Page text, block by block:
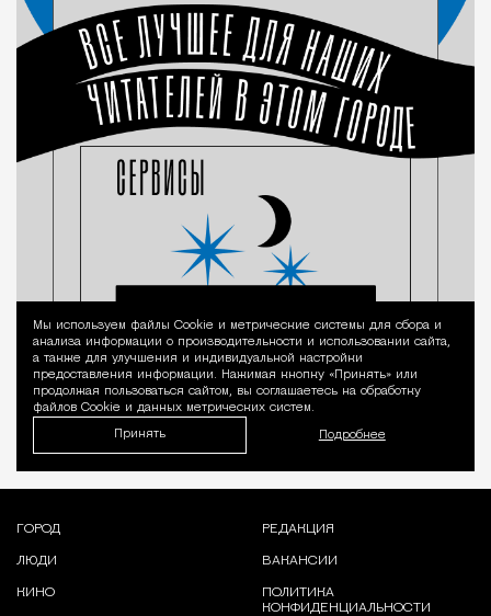
Уведомление
Мы используем файлы Сookie и метрические системы для сбора и
анализа информации о производительности и использовании сайта,
а также для улучшения и индивидуальной настройки
предоставления информации. Нажимая кнопку «Принять» или
продолжая пользоваться сайтом, вы соглашаетесь на обработку
файлов Cookie и данных метрических систем.
Принять Подробнее
ГОРОД
ЛЮДИ
КИНО
РЕДАКЦИЯ
ВАКАНСИИ
ПОЛИТИКА
КОНФИДЕНЦИАЛЬНОСТИ